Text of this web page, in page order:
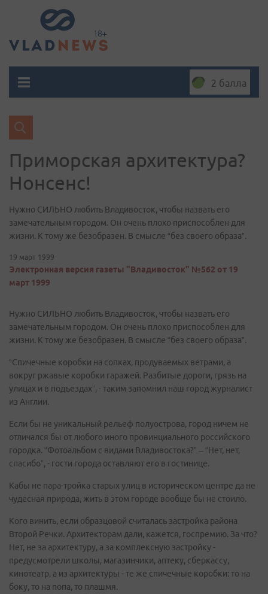
2 балла
Приморская архитектура?
Нонсенс!
Нужно СИЛЬНО любить Владивосток, чтобы назвать его
замечательным городом. Он очень плохо приспособлен для
жизни. К тому же безобразен. В смысле “без своего образа”.
19 март 1999
Электронная версия газеты "Владивосток" №562 от 19
март 1999
Нужно СИЛЬНО любить Владивосток, чтобы назвать его
замечательным городом. Он очень плохо приспособлен для
жизни. К тому же безобразен. В смысле “без своего образа”.
“Спичечные коробки на сопках, продуваемых ветрами, а
вокруг ржавые коробки гаражей. Разбитые дороги, грязь на
улицах и в подъездах”, - таким запомнил наш город журналист
из Англии.
Если бы не уникальный рельеф полуострова, город ничем не
отличался бы от любого иного провинциального российского
городка. “Фотоальбом с видами Владивостока?” – “Нет, нет,
спасибо”, - гости города оставляют его в гостинице.
Кабы не пара-тройка старых улиц в историческом центре да не
чудесная природа, жить в этом городе вообще бы не стоило.
Кого винить, если образцовой считалась застройка района
Второй Речки. Архитекторам дали, кажется, госпремию. За что?
Нет, не за архитектуру, а за комплексную застройку -
предусмотрели школы, магазинчики, аптеку, сберкассу,
кинотеатр, а из архитектуры - те же спичечные коробки: то на
боку, то на попа, то плашмя.